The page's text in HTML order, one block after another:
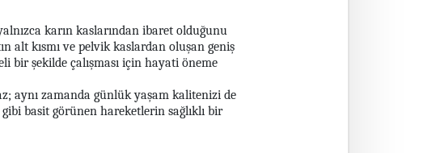
karın kaslarından ibaret olduğunu
alt kısmı ve pelvik kaslardan oluşan geniş
bir şekilde çalışması için hayati öneme
aynı zamanda günlük yaşam kalitenizi de
basit görünen hareketlerin sağlıklı bir